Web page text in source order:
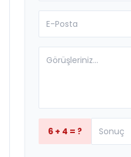
6 + 4 = ?